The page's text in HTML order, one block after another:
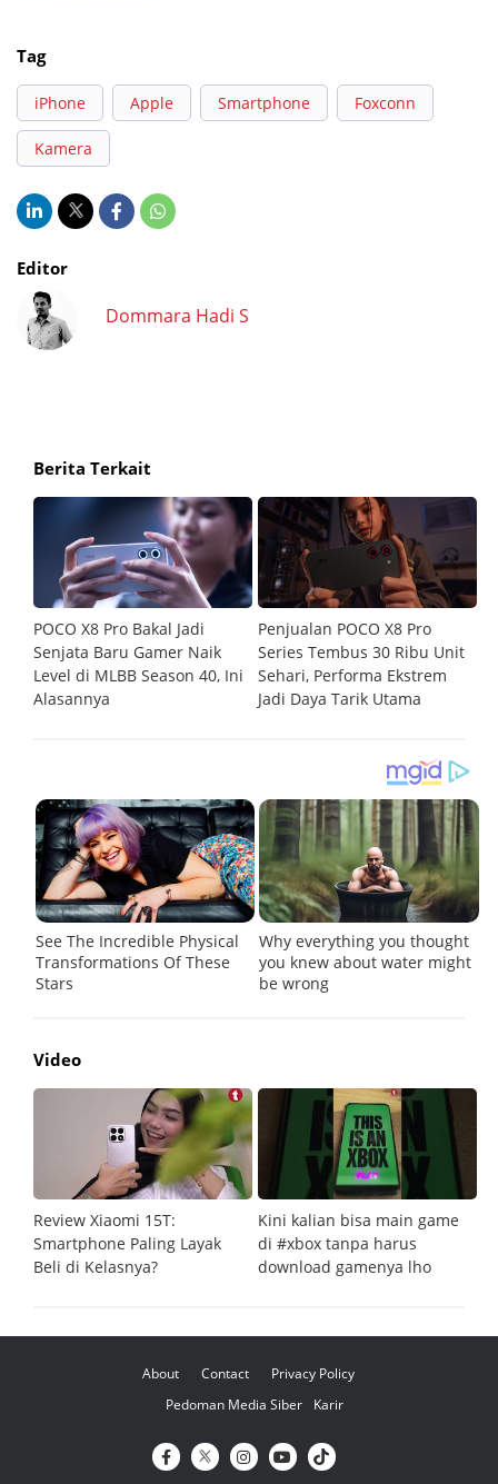
Tag
iPhone Apple Smartphone Foxconn
Kamera
Editor
Dommara Hadi S
Berita Terkait
POCO X8 Pro Bakal Jadi
Senjata Baru Gamer Naik
Level di MLBB Season 40, Ini
Alasannya
Penjualan POCO X8 Pro
Series Tembus 30 Ribu Unit
Sehari, Performa Ekstrem
Jadi Daya Tarik Utama
Video
Review Xiaomi 15T:
Smartphone Paling Layak
Beli di Kelasnya?
Kini kalian bisa main game
di #xbox tanpa harus
download gamenya lho
About Contact
Privacy Policy
Pedoman Media Siber
Karir